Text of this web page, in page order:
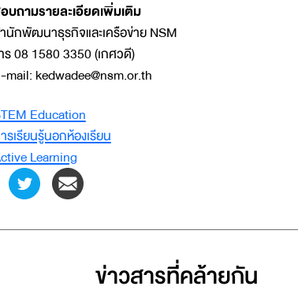
บถามรายละเอียดเพิ่มเติม
นักพัฒนาธุรกิจและเครือข่าย NSM
ร 08 1580 3350 (เกศวดี)
mail: kedwadee@nsm.or.th
Education
รเรียนรู้นอกห้องเรียน
Learning
ข่าวสารที่่คล้ายกัน